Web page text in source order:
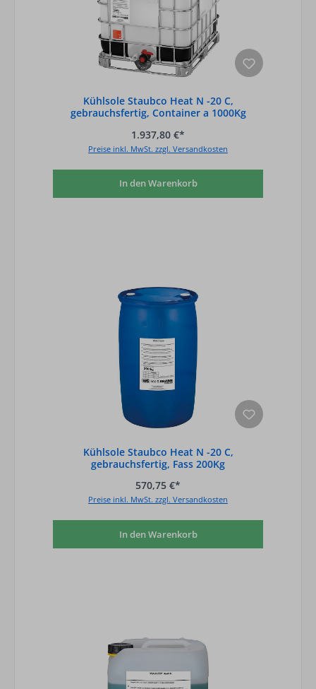
Kühlsole Staubco Heat N -20 C,
gebrauchsfertig, Container a 1000Kg
1.937,80 €*
Preise inkl. MwSt. zzgl. Versandkosten
In den Warenkorb
Kühlsole Staubco Heat N -20 C,
gebrauchsfertig, Fass 200Kg
570,75 €*
Preise inkl. MwSt. zzgl. Versandkosten
In den Warenkorb